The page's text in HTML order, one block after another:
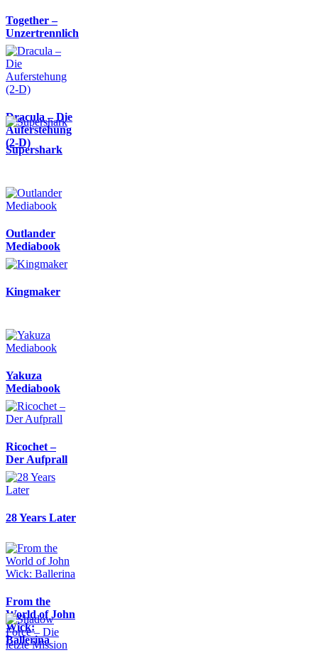
Together –
Unzertrennlich
Dracula – Die
Auferstehung
(2-D)
Supershark
Outlander
Mediabook
Kingmaker
Yakuza
Mediabook
Ricochet –
Der Aufprall
28 Years Later
From the
World of John
Wick:
Ballerina